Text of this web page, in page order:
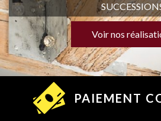
Voir nos
PAIEMENT